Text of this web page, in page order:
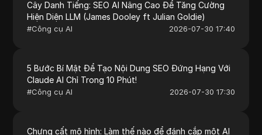
Cây Danh Tiếng: SEO AI Nâng Cao Để Tăng Cường
Hiện Diện LLM (James Dooley ft Julian Goldie)
#Công cụ AI 2026-07-30 17:40
5 Bước Bí Mật Để Tạo Nội Dung SEO Đứng Hạng Với
Claude AI Chỉ Trong 10 Phút!
#Công cụ AI 2026-07-30 17:30
Chưng cất mô hình: Làm thế nào để đánh cắp một AI